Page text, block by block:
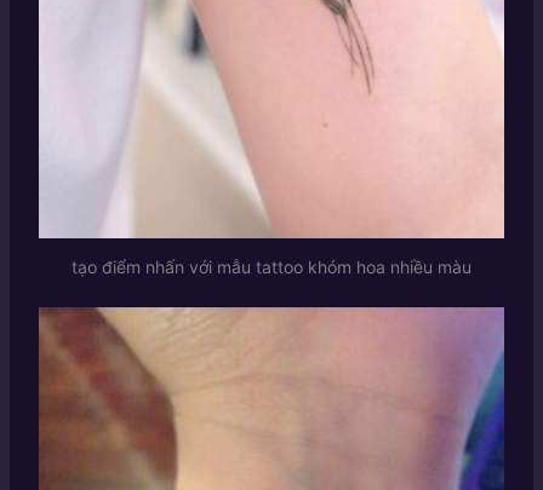
tạo điểm nhấn với mẫu tattoo khóm hoa nhiều màu